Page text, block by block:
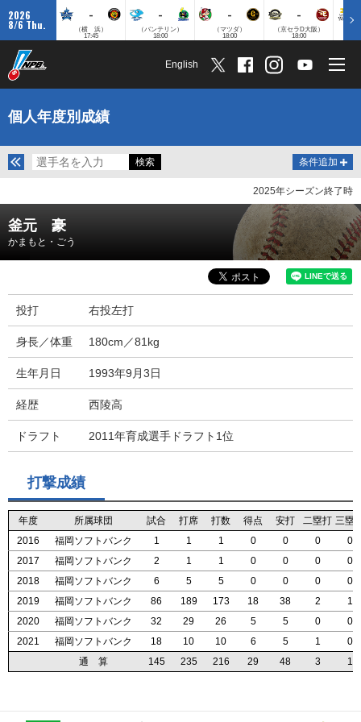
2026
8/6 Thu.
-
（横 浜）
17:45
-
（バンテリン）
18:00
-
（マツダ）
18:00
-
（京セラD大阪）
18:00
English
個人年度別成績
条件追加
2025年シーズン終了時
釜元 豪
かまもと・ごう
投打 右投左打
身長／体重 180cm／81kg
生年月日 1993年9月3日
経歴 西陵高
ドラフト 2011年育成選手ドラフト1位
打撃成績
年度 所属球団 試合 打席 打数 得点 安打 二塁打 三塁
2016
福岡ソフトバンク 1 1 1 0 0 0
0
2017
福岡ソフトバンク 2 1 1 0 0 0
0
2018
福岡ソフトバンク 6 5 5 0 0 0
0
2019
福岡ソフトバンク 86 189 173 18 38 2
1
2020
福岡ソフトバンク 32 29 26 5 5 0
0
2021
福岡ソフトバンク 18 10 10 6 5 1
0
通 算
145 235 216 29 48 3 1
年度 所属球団 試合 打席 打数 得点 安打 二塁打 三塁
2016
福岡ソフトバンク 1 1 1 0 0 0
0
2017
福岡ソフトバンク 2 1 1 0 0 0
0
2018
福岡ソフトバンク 6 5 5 0 0 0
0
2019
福岡ソフトバンク 86 189 173 18 38 2
1
2020
福岡ソフトバンク 32 29 26 5 5 0
0
2021
福岡ソフトバンク 18 10 10 6 5 1
0
通 算
145 235 216 29 48 3 1
年度 所属球団 試合 打席 打数 得点 安打 二塁打 三塁
2016
福岡ソフトバンク 1 1 1 0 0 0
0
2017
福岡ソフトバンク 2 1 1 0 0 0
0
2018
福岡ソフトバンク 6 5 5 0 0 0
0
2019
福岡ソフトバンク 86 189 173 18 38 2
1
2020
福岡ソフトバンク 32 29 26 5 5 0
0
2021
福岡ソフトバンク 18 10 10 6 5 1
0
通 算
145 235 216 29 48 3 1
年度 所属球団 試合 打席 打数 得点 安打 二塁打 三塁
2016
福岡ソフトバンク 1 1 1 0 0 0
0
2017
福岡ソフトバンク 2 1 1 0 0 0
0
2018
福岡ソフトバンク 6 5 5 0 0 0
0
2019
福岡ソフトバンク 86 189 173 18 38 2
1
2020
福岡ソフトバンク 32 29 26 5 5 0
0
2021
福岡ソフトバンク 18 10 10 6 5 1
0
通 算
145 235 216 29 48 3 1